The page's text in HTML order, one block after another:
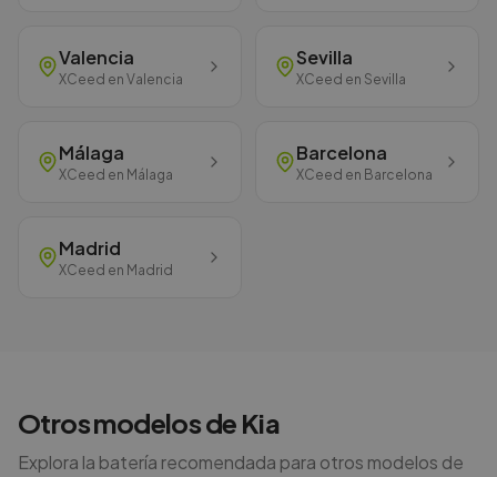
Valencia
XCeed en Valencia
Sevilla
XCeed en Sevilla
Málaga
XCeed en Málaga
Barcelona
XCeed en Barcelona
Madrid
XCeed en Madrid
Otros modelos de Kia
Explora la batería recomendada para otros modelos de